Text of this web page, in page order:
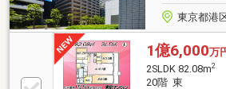
東京都港
1億6,000万
2SLDK 82.08m2
20階 東